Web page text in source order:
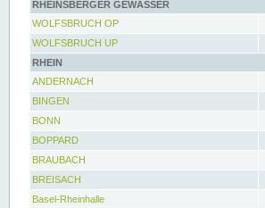
RHEINSBERGER GEWÄSSER
WOLFSBRUCH OP
WOLFSBRUCH UP
RHEIN
ANDERNACH
BINGEN
BONN
BOPPARD
BRAUBACH
BREISACH
Basel-Rheinhalle